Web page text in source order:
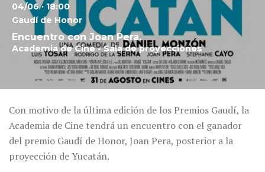
04/06 · 18:00
Gaudí de Honor
Encuentro con Joan Pera.
Academia de Cine - Sala de proyecciones
Con motivo de la última edición de los Premios Gaudí, la
Academia de Cine tendrá un encuentro con el ganador
del premio Gaudí de Honor, Joan Pera, posterior a la
proyección de Yucatán.